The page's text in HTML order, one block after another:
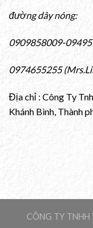
đường dây nóng:
0909858009-
0974655255
Địa chỉ : Công Ty
Khánh Bình, Thành
CÔNG TY